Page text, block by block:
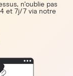
n'oublie pas
et 7j/7 via notre